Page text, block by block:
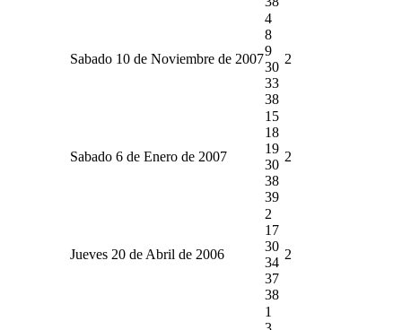
Sabado 10 de Noviembre de 2007
4
8
9
30
33
38
2
Sabado 6 de Enero de 2007
15
18
19
30
38
39
2
Jueves 20 de Abril de 2006
2
17
30
34
37
38
2
1